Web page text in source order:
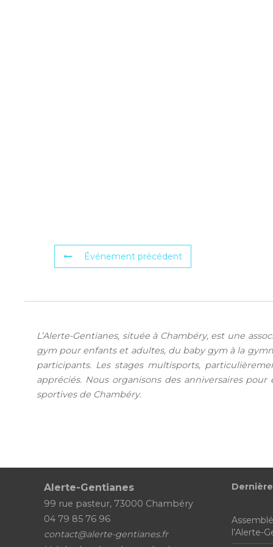
Événement précédent
L’Alerte-Gentianes, située à Chambéry, est une
gym pour enfants et adultes, du baby gym à la
participants. Les stages multisports,
appréciés. Nous organisons des anniversaires
sportives de Chambéry.
Alerte-Gentianes
99 rue pasteur, 73000 Chambéry
04 79 85 76 96
contact@alerte-gentianes.fr
l’Alerte-